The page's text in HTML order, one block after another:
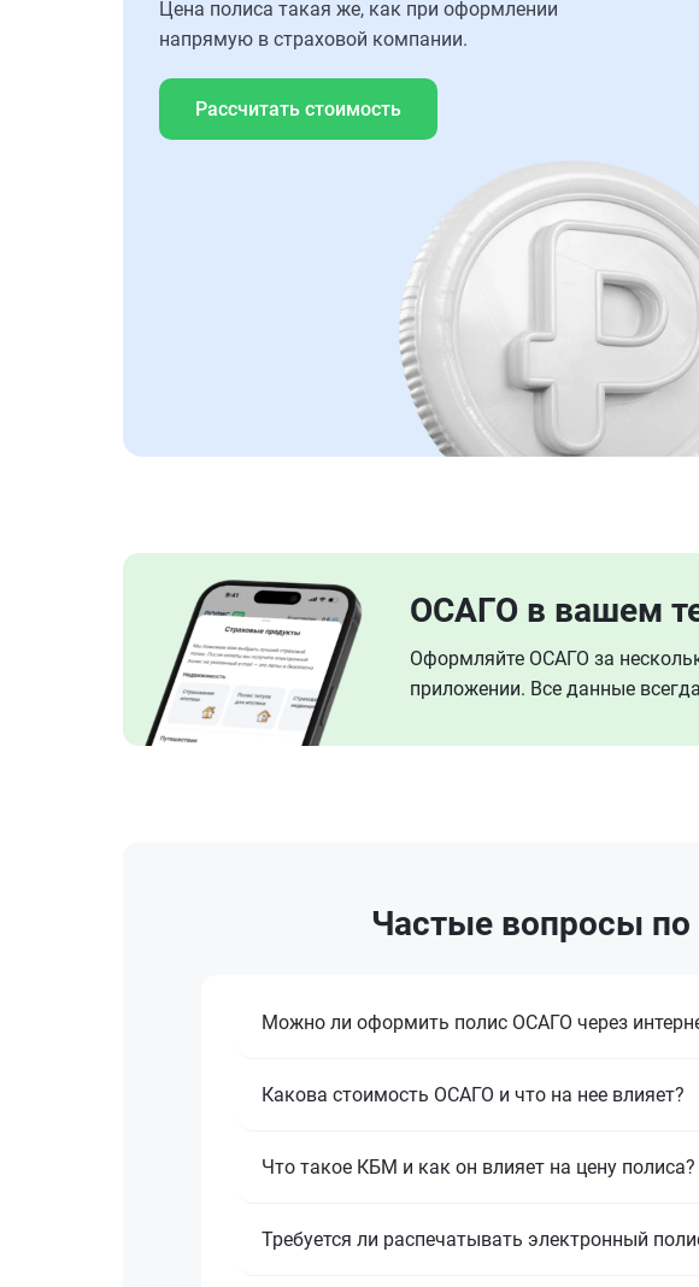
Цена полиса такая же, как при оформлении
напрямую в страховой компании.
Рассчитать стоимость
ОСАГО в вашем
Оформляйте ОСАГО за
приложении. Все данные
Частые вопросы по
Можно ли оформить полис ОСАГО через
Какова стоимость ОСАГО и что на нее влияет?
Что такое КБМ и как он влияет на цену полиса?
Требуется ли распечатывать электронный